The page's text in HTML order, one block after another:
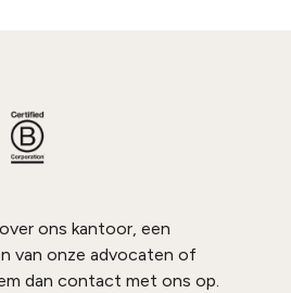
ons kantoor, een
van onze advocaten of
dan contact met ons op.